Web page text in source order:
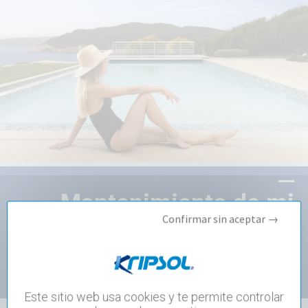
Mantenimiento de mi
MÁS INFORMACIÓN
Este sitio web usa cookies y te permite controlar
Confirmar sin aceptar →